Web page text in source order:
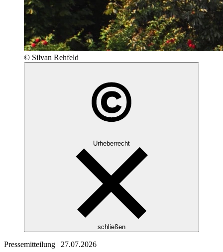
© Silvan Rehfeld
Urheberrecht
schließen
Pressemitteilung | 27.07.2026